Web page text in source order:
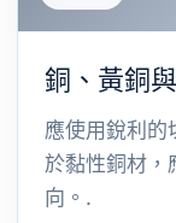
銅、黃銅
應使用銳利的
於黏性銅材，
向。.